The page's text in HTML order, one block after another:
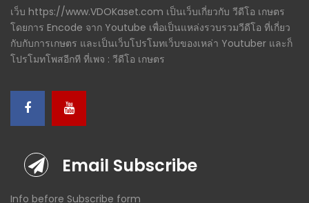
เว็บ https://www.VDOKaset.com เป็นเว็บเกี่ยวกับ วีดีโอ เกษตร
โดยการ Encode จาก Youtube เพื่อเป็นแหล่งรวบรวมวีดีโอ ที่เกี่ยว
กับกับการเกษตร และเป็นเว็บโปรโมทเว็บของเหล่า Youtuber และก็
โปรโมทโพสอีกที ที่เพจ : วีดีโอ เกษตร
Email Subscribe
Info before Subscribe form